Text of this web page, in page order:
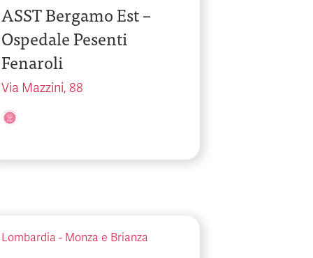
ASST Bergamo Est –
Ospedale Pesenti
Fenaroli
Via Mazzini, 88
Lombardia - Monza e Brianza